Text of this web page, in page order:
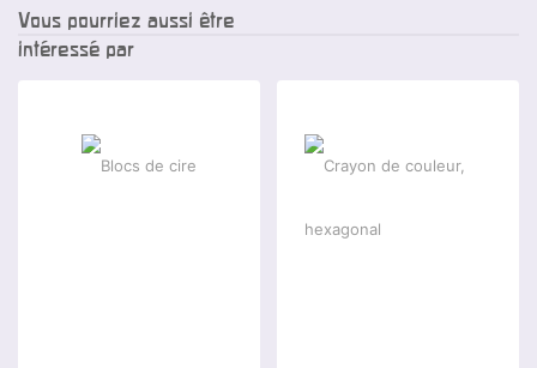
Vous pourriez aussi être
intéressé par